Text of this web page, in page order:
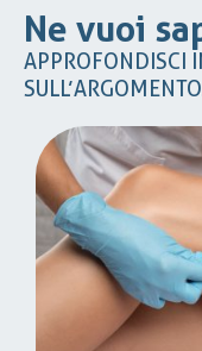
Ne vuoi
APPROFONDISCI